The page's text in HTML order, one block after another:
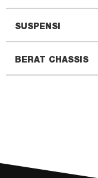
SUSPENSI
BERAT CHASSIS